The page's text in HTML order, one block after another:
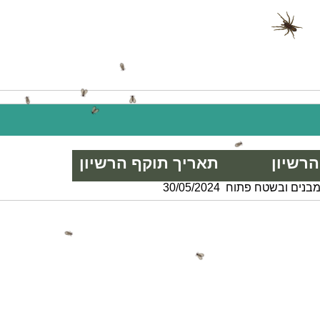
תאריך תוקף הרשיון
ובשטח פתוח 30/05/2024